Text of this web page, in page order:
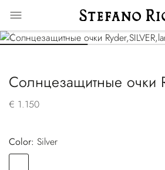
Солнцезащитные очки
€ 1.150
Color:
silver